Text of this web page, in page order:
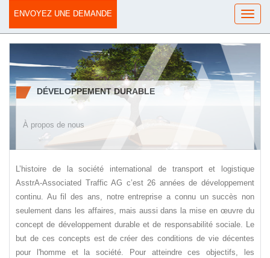
ENVOYEZ UNE DEMANDE
DÉVELOPPEMENT DURABLE
À propos de nous
L’histoire de la société international de transport et logistique
AsstrA-Associated Traffic AG c’est 26 années de développement
continu. Au fil des ans, notre entreprise a connu un succès non
seulement dans les affaires, mais aussi dans la mise en œuvre du
concept de développement durable et de responsabilité sociale. Le
but de ces concepts est de créer des conditions de vie décentes
pour l'homme et la société. Pour atteindre ces objectifs, les